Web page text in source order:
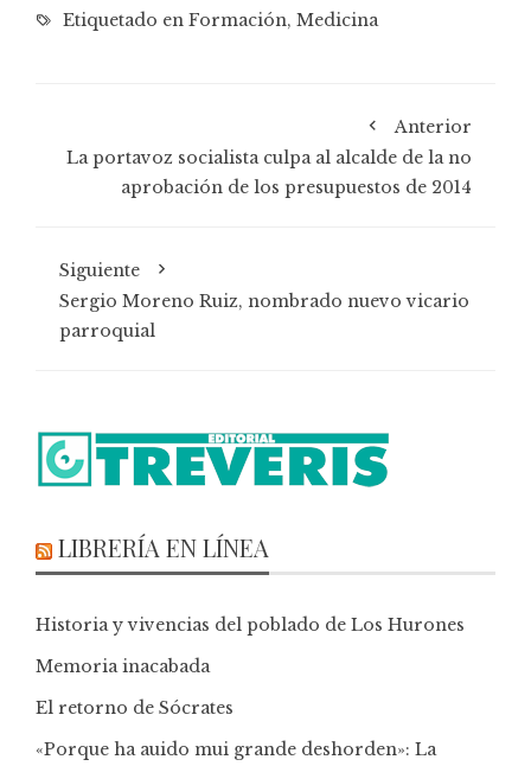
Etiquetado en Formación, Medicina
Anterior
La portavoz socialista culpa al alcalde de la no
aprobación de los presupuestos de 2014
Siguiente
Sergio Moreno Ruiz, nombrado nuevo vicario
parroquial
LIBRERÍA EN LÍNEA
Historia y vivencias del poblado de Los Hurones
Memoria inacabada
El retorno de Sócrates
«Porque ha auido mui grande deshorden»: La